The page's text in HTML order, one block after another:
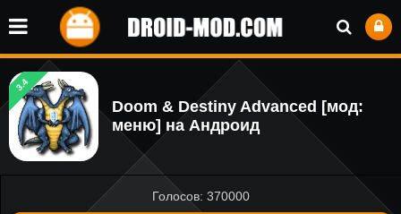
3.4
Doom & Destiny Advanced [мод:
меню] на Андроид
Голосов: 370000